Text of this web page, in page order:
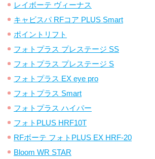
レイボーテ ヴィーナス
キャビスパ RFコア PLUS Smart
ポイントリフト
フォトプラス プレステージ SS
フォトプラス プレステージ S
フォトプラス EX eye pro
フォトプラス Smart
フォトプラス ハイパー
フォトPLUS HRF10T
RFボーテ フォトPLUS EX HRF-20
Bloom WR STAR